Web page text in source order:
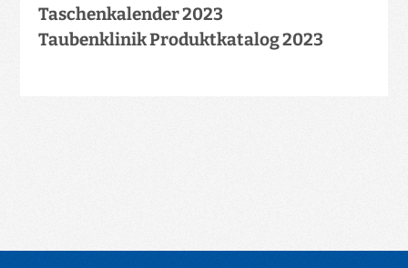
Taschenkalender 2023
Taubenklinik Produktkatalog 2023